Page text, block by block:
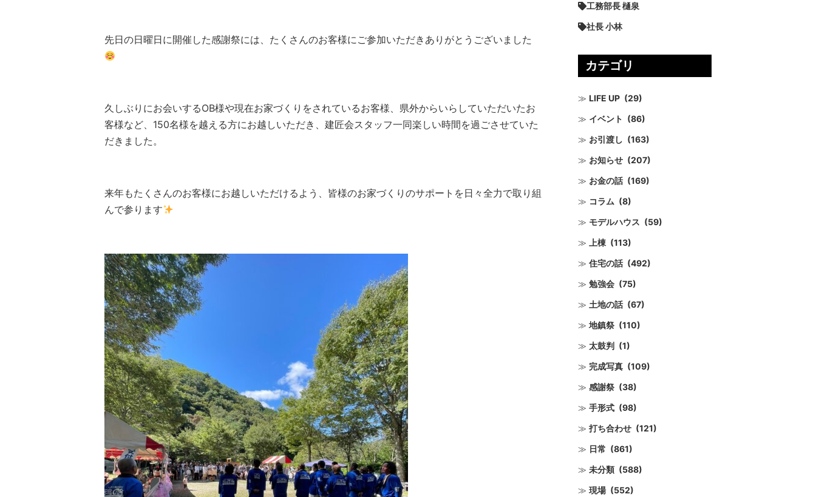
先日の日曜日に開催した感謝祭には、たくさんのお客様にご参加いただきありがとうございました
久しぶりにお会いするOB様や現在お家づくりをされているお客様、県外からいらしていただいたお
客様など、150名様を越える方にお越しいただき、建匠会スタッフ一同楽しい時間を過ごさせていた
だきました。
来年もたくさんのお客様にお越しいただけるよう、皆様のお家づくりのサポートを日々全力で取り組
んで参ります
工務部長 樋泉
社長 小林
カテゴリ
LIFE UP (29)
イベント (86)
お引渡し (163)
お知らせ (207)
お金の話 (169)
コラム (8)
モデルハウス (59)
上棟 (113)
住宅の話 (492)
勉強会 (75)
土地の話 (67)
地鎮祭 (110)
太鼓判 (1)
完成写真 (109)
感謝祭 (38)
手形式 (98)
打ち合わせ (121)
日常 (861)
未分類 (588)
現場 (552)